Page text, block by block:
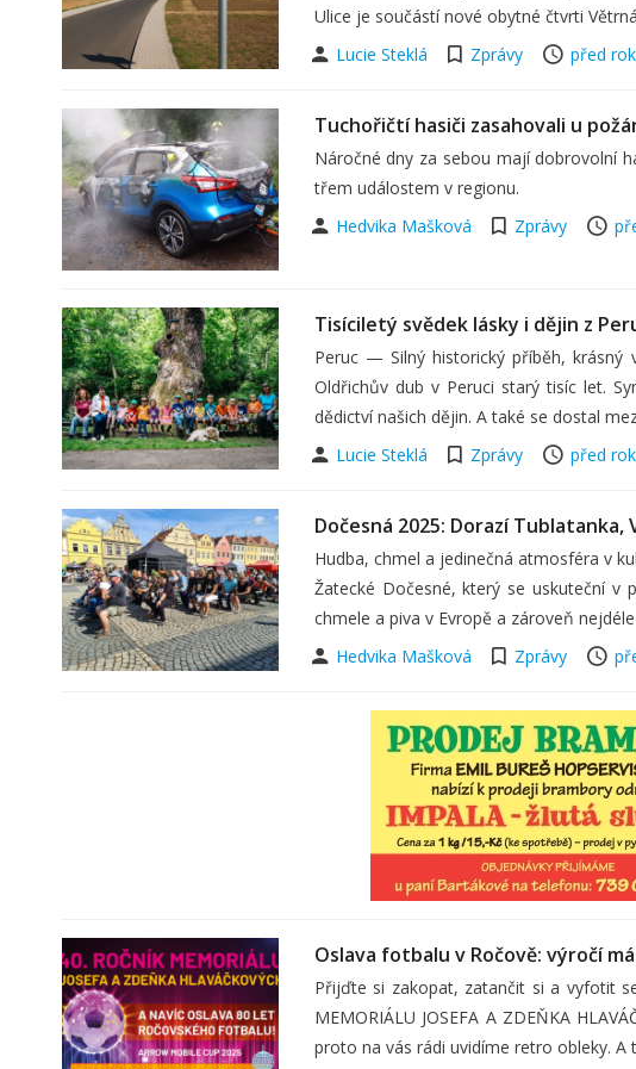
Ulice je součástí nové obytné čtvrti
Lucie Steklá
Zprávy před
Tuchořičtí hasiči zasahovali u
Náročné dny za sebou mají dobrovolní
třem událostem v regionu.
Hedvika Mašková
Zprávy
Tisíciletý svědek lásky i dějin z
Peruc — Silný historický příběh, krásný
Oldřichův dub v Peruci starý tisíc let.
dědictví našich dějin. A také se dostal
Lucie Steklá
Zprávy před
Dočesná 2025: Dorazí
Hudba, chmel a jedinečná atmosféra v
Žatecké Dočesné, který se uskuteční v
chmele a piva v Evropě a zároveň
Hedvika Mašková
Zprávy
Oslava fotbalu v Ročově: výročí
Přijďte si zakopat, zatančit si a vyfotit
MEMORIÁLU JOSEFA A ZDEŇKA
proto na vás rádi uvidíme retro obleky.